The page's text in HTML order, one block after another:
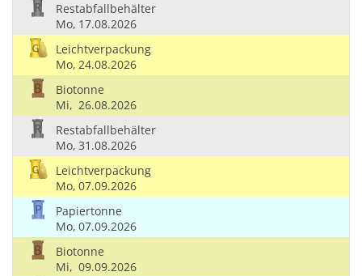
Restabfallbehälter
Mo, 17.08.2026
Leichtverpackung
Mo, 24.08.2026
Biotonne
Mi, 26.08.2026
Restabfallbehälter
Mo, 31.08.2026
Leichtverpackung
Mo, 07.09.2026
Papiertonne
Mo, 07.09.2026
Biotonne
Mi, 09.09.2026